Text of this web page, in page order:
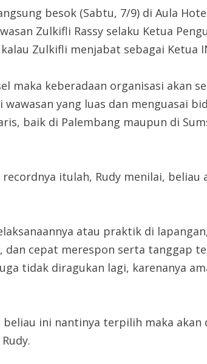
besok (Sabtu, 7/9) di Aula
Zulkifli Rassy selaku Ketua
Zulkifli menjabat sebagai Ketua
maka keberadaan organisasi akan
yang luas dan menguasai
baik di Palembang maupun di
itulah, Rudy menilai,
atau praktik di
cepat merespon serta tanggap
tidak diragukan lagi, karenanya
ini nantinya terpilih maka